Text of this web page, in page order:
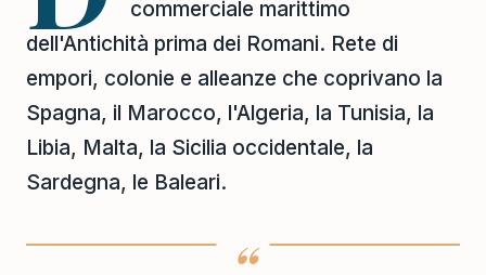
commerciale marittimo
dell'Antichità prima dei Romani. Rete di
empori, colonie e alleanze che coprivano la
Spagna, il Marocco, l'Algeria, la Tunisia, la
Libia, Malta, la Sicilia occidentale, la
Sardegna, le Baleari.